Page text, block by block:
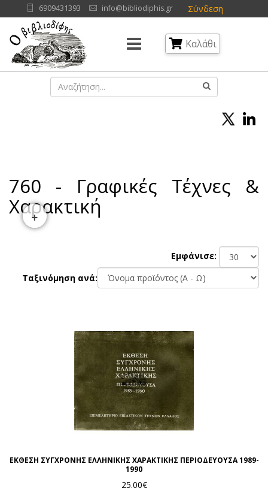
Σύνδεση
6909431393 info@bibliodiphis.gr
Καλάθι
760 - Γραφικές Τέχνες &
Χαρακτική
Εμφάνισε:
Ταξινόμηση ανά:
ΕΚΘΕΣΗ ΣΥΓΧΡΟΝΗΣ ΕΛΛΗΝΙΚΗΣ ΧΑΡΑΚΤΙΚΗΣ ΠΕΡΙΟΔΕΥΟΥΣΑ 1989-
1990
25.00€
+